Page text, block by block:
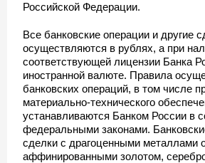
Российской Федерации.
Все банковские операции и другие
осуществляются в рублях, а при
соответствующей лицензии Банка
иностранной валюте. Правила
банковских операций, в том числе
материально-технического
устанавливаются Банком России в
федеральными законами.
сделки с драгоценными металлами
аффинированными золотом,